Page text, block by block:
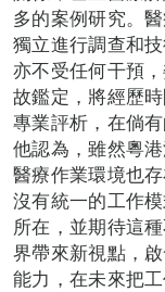
多的案例研究。
獨立進行調查和
亦不受任何干預
故鑑定，將經歷
專業評析，在倘
他認為，雖然粵
醫療作業環境也
沒有統一的工作
所在，並期待這
界帶來新視點，
能力，在未來把工